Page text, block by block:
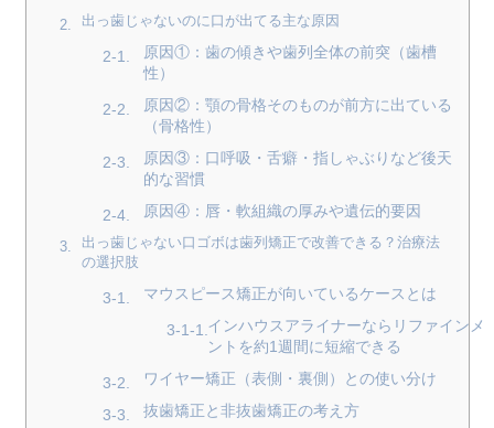
出っ歯じゃないのに口が出てる主な原因
原因①：歯の傾きや歯列全体の前突（歯槽
性）
原因②：顎の骨格そのものが前方に出ている
（骨格性）
原因③：口呼吸・舌癖・指しゃぶりなど後天
的な習慣
原因④：唇・軟組織の厚みや遺伝的要因
出っ歯じゃない口ゴボは歯列矯正で改善できる？治療法
の選択肢
マウスピース矯正が向いているケースとは
インハウスアライナーならリファインメ
ントを約1週間に短縮できる
ワイヤー矯正（表側・裏側）との使い分け
抜歯矯正と非抜歯矯正の考え方